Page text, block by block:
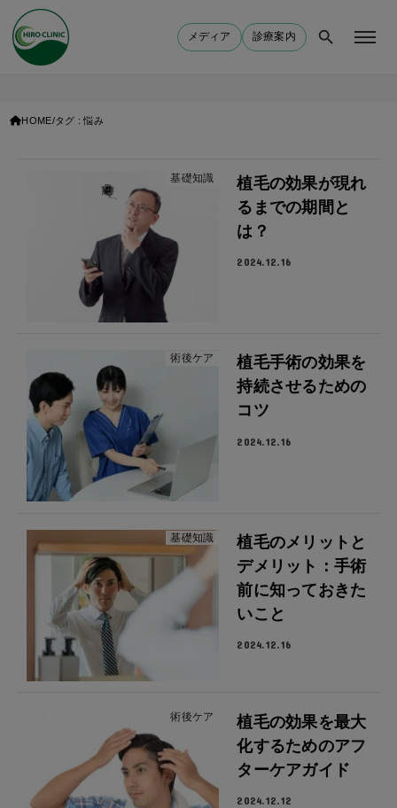
メディア 診療案内
HOME タグ : 悩み
基礎知識
植毛の効果が現れ
るまでの期間と
は？
2024.12.16
術後ケア
植毛手術の効果を
持続させるための
コツ
2024.12.16
基礎知識
植毛のメリットと
デメリット：手術
前に知っておきた
いこと
2024.12.16
術後ケア
植毛の効果を最大
化するためのアフ
ターケアガイド
2024.12.12